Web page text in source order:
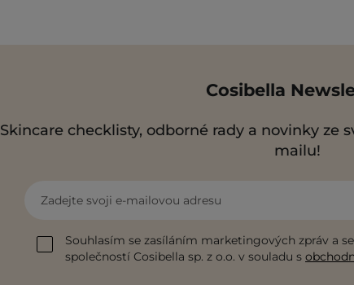
Cosibella
Skincare checklisty, odborné rady a novinky ze
mailu!
Zadejte svoji e-mailovou adresu
Souhlasím se zasíláním marketingových zpráv a
společností Cosibella sp. z o.o. v souladu s